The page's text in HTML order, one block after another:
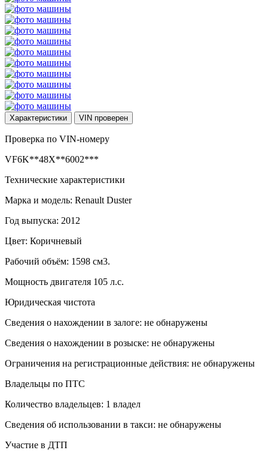
Характеристики VIN проверен
Проверка по VIN-номеру
VF6K**48X**6002***
Технические характеристики
Марка и модель: Renault Duster
Год выпуска: 2012
Цвет: Коричневый
Рабочий объём: 1598 см3.
Мощность двигателя 105 л.с.
Юридическая чистота
Сведения о нахождении в залоге: не обнаружены
Сведения о нахождении в розыске: не обнаружены
Ограничения на регистрационные действия: не обнаружены
Владельцы по ПТС
Количество владельцев: 1 владел
Сведения об использовании в такси: не обнаружены
Участие в ДТП